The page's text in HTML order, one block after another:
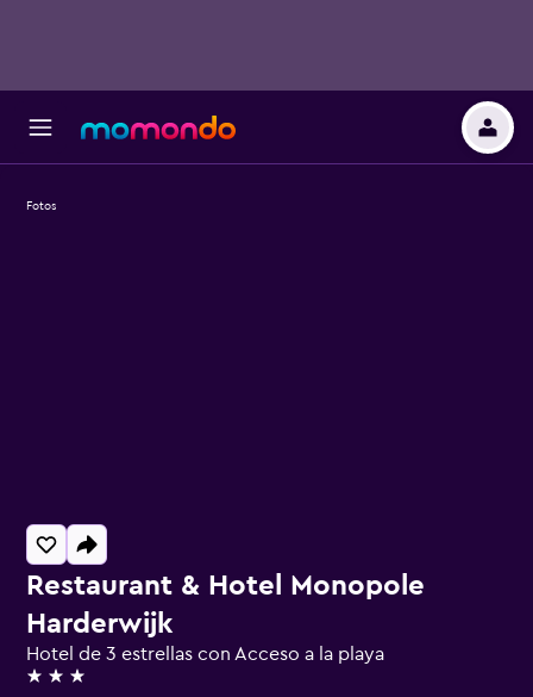
Restaurant & Hotel Monopole
Harderwijk
Hotel de 3 estrellas con Acceso a la playa
3 estrellas
Fotos